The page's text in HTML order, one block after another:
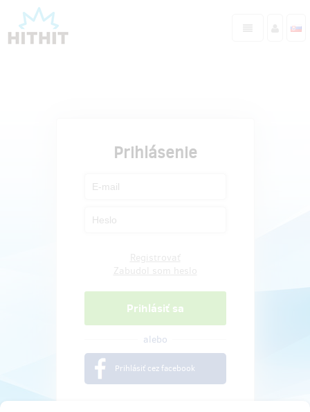
Prihlásenie
alebo
Prihlásiť cez facebook